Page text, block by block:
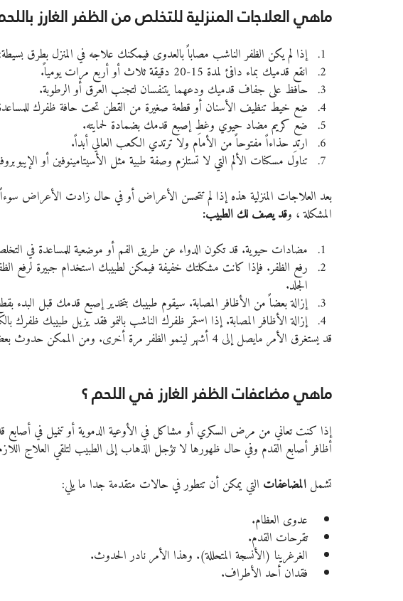
ماهي العلاجات المنزلية للتخلص من الظفر الغارز
إذا لم يكن الظفر الناشب مصاباً بالعدوى فيمكنك علاجه في المنزل بطرق بسيطة:
انقع قدميك بماء دافئ لمدة 15-20 دقيقة ثلاث أو أربع مرات يومياً.
حافظ على جفاف قدميك ودعهما يتنفسان لتجنب العرق أو الرطوبة.
ضع خيط تنظيف الأسنان أو قطعة صغيرة من القطن تحت حافة ظفرك للمساعدة
ضع كريم مضاد حيوي وغطِ إصبع قدمك بضمادة لحمايته.
ارتدِ حذاءاً مفتوحاً من الأمام ولا ترتدي الكعب العالي أبداً.
تناول مسكنات الألم التي لا تستلزم وصفة طبية مثل الأسيتامينوفين أو
بعد العلاجات المنزلية هذه إذا لم تتحسن الأعراض أو في حال زادت الأعراض
المشكلة ، وقد يصف لك الطبيب:
مضادات حيوية. قد تكون الدواء عن طريق الفم أو موضعية للمساعدة في
رفع الظفر. فإذا كانت مشكلتك خفيفة فيمكن لطبيبك استخدام جبيرة لرفع
الجلد.
إزالة بعضاً من الأظافر المصابة. سيقوم طبيبك بتخدير إصبع قدمك قبل البدء
إزالة الأظافر المصابة. إذا استمر ظفرك الناشب بالنمو فقد يزيل طبيبك ظفرك
قد يستغرق الأمر مايصل إلى 4 أشهر لينمو الظفر مرة أخرى. ومن الممكن حدوث بعض التشوه بمجرد نموه مرة أخرى.
ماهي مضاعفات الظفر الغارز في اللحم ؟
إذا كنت تعاني من مرض السكري أو مشاكل في الأوعية الدموية أو تنميل في
أظافر أصابع القدم وفي حال ظهورها لا تؤجل الذهاب إلى الطبيب لتلقي العلاج
تشمل المضاعفات التي يمكن أن تتطور في حالات متقدمة جدا ما يلي:
عدوى العظام.
تقرحات القدم.
الغرغرينا (الأنسجة المتحللة). وهذا الأمر نادر الحدوث.
فقدان أحد الأطراف.